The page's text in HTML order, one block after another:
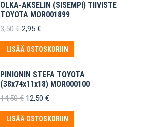
OLKA-AKSELIN (SISEMPI) TIIVISTE
TOYOTA MOR001899
3,50€ Alkuperäinen
oli:
3,50 €.
2,95 €Nykyinen
on:
2,95 €.
LISÄÄ OSTOSKORIIN
PINIONIN STEFA TOYOTA
(38x74x11x18) MOR000100
14,50€ Alkuperäinen
oli:
12,50 €Nykyinen
on:
LISÄÄ OSTOSKORIIN